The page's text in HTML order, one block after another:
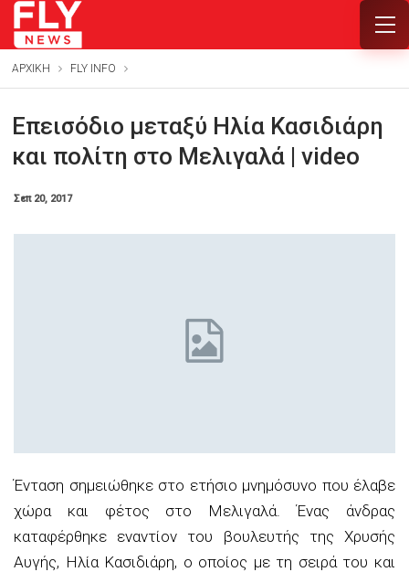
ΑΡΧΙΚΗ FLY INFO
Επεισόδιο μεταξύ Ηλία Κασιδιάρη
και πολίτη στο Μελιγαλά | video
Σεπ 20, 2017
Ένταση σημειώθηκε στο ετήσιο μνημόσυνο που έλαβε
χώρα και φέτος στο Μελιγαλά. Ένας άνδρας
καταφέρθηκε εναντίον του βουλευτής της Χρυσής
Αυγής, Ηλία Κασιδιάρη, ο οποίος με τη σειρά του και